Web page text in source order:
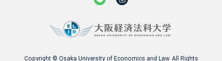
Copyright © Osaka University of Economics and Law. All Rights